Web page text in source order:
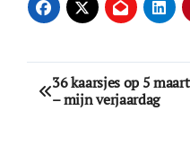
Bericht
navigatie
36 kaarsjes op 5 maart
– mijn verjaardag